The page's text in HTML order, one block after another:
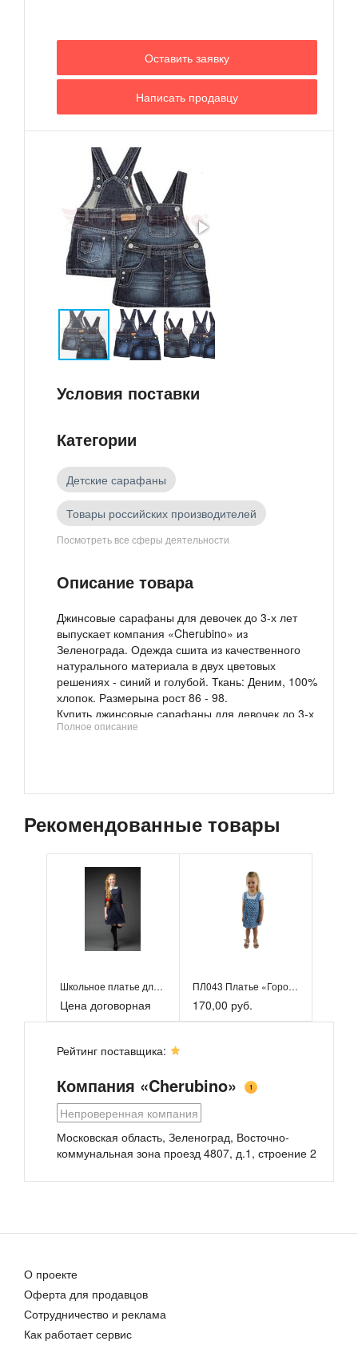
Оставить заявку
Написать продавцу
Условия поставки
Категории
Детские сарафаны
Товары российских производителей
Повседневная детская одежда
Детская одежда
Посмотреть все сферы деятельности
Описание товара
Джинсовые сарафаны для девочек до 3-х лет
выпускает компания «Cherubino» из
Зеленограда. Одежда сшита из качественного
натурального материала в двух цветовых
решениях - синий и голубой. Ткань: Деним, 100%
хлопок. Размерына рост 86 - 98.
Купить джинсовые сарафаны для девочек до 3-х
лет можно с интернет-магазине компании в
Полное описание
Рекомендованные товары
Школьное платье для девочки, модель 124
Цена договорная
ПЛ043 Платье «Горошинка»
170,00 руб.
Платье Донна Сарафаны детские с принтами
Платье для девочек
350,00 руб.
Рейтинг поставщика:
Компания «Cherubino» 1
Непроверенная компания
Московская область, Зеленоград, Восточно-
коммунальная зона проезд 4807, д.1, строение 2
О проекте
Оферта для продавцов
Сотрудничество и реклама
Как работает сервис